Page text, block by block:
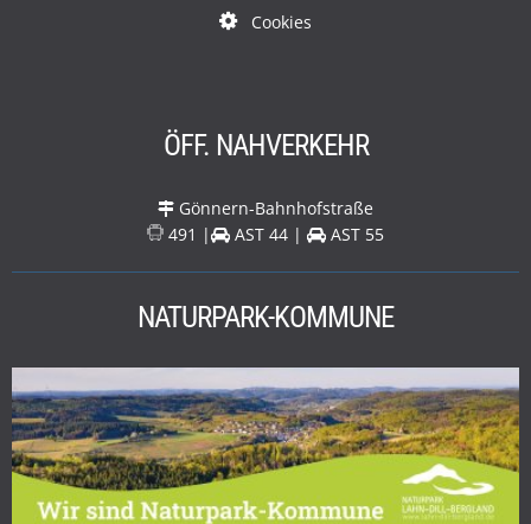
Cookies
ÖFF. NAHVERKEHR
Gönnern-Bahnhofstraße
491 |
AST 44 | AST 55
NATURPARK-KOMMUNE